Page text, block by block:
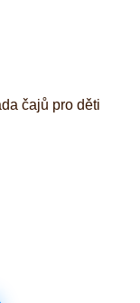
čajů pro děti
je 5 z 5